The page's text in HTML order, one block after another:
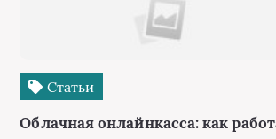
Статьи
Облачная онлайнкасса: как